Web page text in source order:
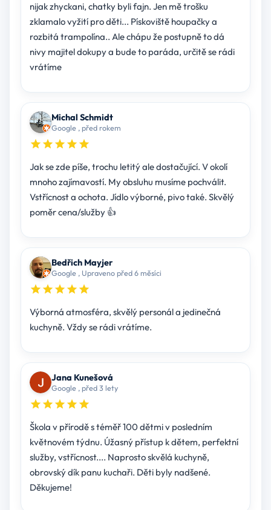
nijak zhyckani, chatky byli fajn. Jen mě trošku
zklamalo vyžití pro děti... Pískoviště houpačky a
rozbitá trampolína.. Ale chápu že postupně to dá
nivy majitel dokupy a bude to paráda, určitě se rádi
vrátíme
Michal Schmidt
Google , před rokem
Jak se zde píše, trochu letitý ale dostačující. V okolí
mnoho zajímavostí. My obsluhu musíme pochválit.
Vstřícnost a ochota. Jídlo výborné, pivo také. Skvělý
poměr cena/služby 👍
Bedřich Mayjer
Google , Upraveno před 6 měsíci
Výborná atmosféra, skvělý personál a jedinečná
kuchyně. Vždy se rádi vrátíme.
Jana Kunešová
Google , před 3 lety
Škola v přírodě s téměř 100 dětmi v posledním
květnovém týdnu. Úžasný přístup k dětem, perfektní
služby, vstřícnost.... Naprosto skvělá kuchyně,
obrovský dík panu kuchaři. Děti byly nadšené.
Děkujeme!